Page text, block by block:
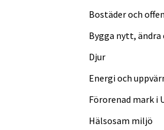
Bostäder och
Bygga nytt, ändra
Djur
Energi och
Förorenad mark i
Hälsosam miljö